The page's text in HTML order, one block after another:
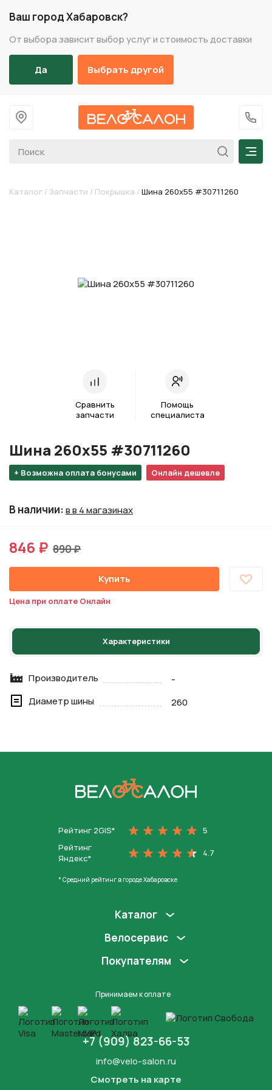
Ваш город Хабаровск?
От выбора зависит выбор услуг и стоимость доставки
Да Выбрать другой
На главную
+7
Каталог / Запчасти / Покрышка / Шина 260х55 #30711260
Сравнить
запчасти
Помощь
специалиста
+ Возможна оплата бонусами Онлайн дешевле
Шина 260х55 #30711260
В наличии:в в 4 магазинах
846 ₽ 890 ₽
Купить
Цена при оплате Онлайн
Характеристики
Производитель
-
Диаметр шины
260
Рейтинг 2GIS*
5
Рейтинг
Яндекс*
4.7
* Средний рейтинг в городе Хабаровске
Каталог
Велосервис
Покупателям
Принимаем к оплате
+7 (909) 823-66-53
info@velo-salon.ru
Смотреть на карте